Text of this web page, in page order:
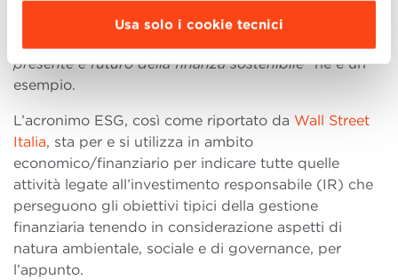
Usa solo i cookie tecnici
Inoltre l’esame di Business Ethics mi ha cambiato la
presente e futuro della finanza sostenibile”ne è un
esempio.
L’acronimo ESG, così come riportato da Wall Street
Italia, sta per e si utilizza in ambito
economico/finanziario per indicare tutte quelle
attività legate all’investimento responsabile (IR) che
perseguono gli obiettivi tipici della gestione
finanziaria tenendo in considerazione aspetti di
natura ambientale, sociale e di governance, per
l’appunto.